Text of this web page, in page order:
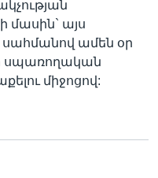
մասին` այս
ամեն օր
սպառողական
միջոցով: